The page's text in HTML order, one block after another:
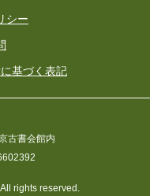
シー
基づく表記
古書会館内
rights reserved.